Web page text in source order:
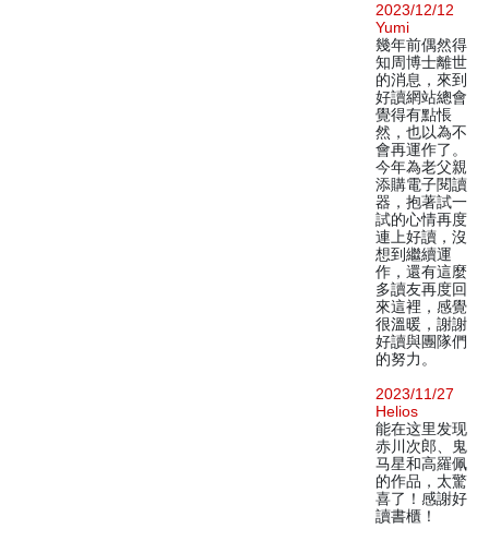
2023/12/12
Yumi
幾年前偶然得
知周博士離世
的消息，來到
好讀網站總會
覺得有點悵
然，也以為不
會再運作了。
今年為老父親
添購電子閱讀
器，抱著試一
試的心情再度
連上好讀，沒
想到繼續運
作，還有這麼
多讀友再度回
來這裡，感覺
很溫暖，謝謝
好讀與團隊們
的努力。
2023/11/27
Helios
能在这里发现
赤川次郎、鬼
马星和高羅佩
的作品，太驚
喜了！感謝好
讀書櫃！